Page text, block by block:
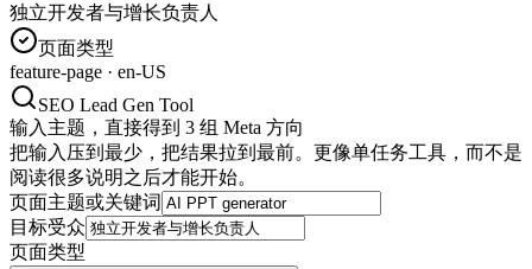
独立开发者与增长负责人
页面类型
feature-page · en-US
SEO Lead Gen Tool
输入主题，直接得到 3 组 Meta 方向
把输入压到最少，把结果拉到最前。更像单任务工具，而不是
阅读很多说明之后才能开始。
页面主题或关键词
目标受众
页面类型